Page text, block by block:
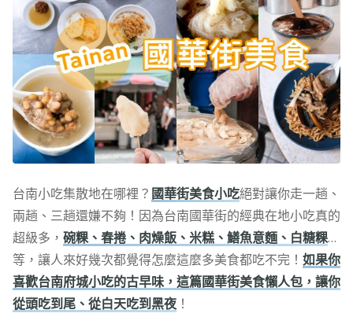
台南小吃集散地在哪裡？ 國華街美食小吃絕對讓你走一趟、
兩趟、三趟還嫌不夠！因為台南國華街的經典在地小吃真的
超級多， 碗粿、春捲、肉燥飯、米糕、鱔魚意麵、白糖粿…
等，讓人來好幾次都覺得怎麼這麼多美食都吃不完！ 如果你
喜歡台南府城小吃的古早味，這篇國華街美食懶人包，讓你
從頭吃到尾、從白天吃到黑夜！